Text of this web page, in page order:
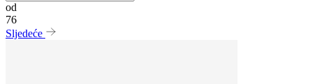
od
76
Sljedeće